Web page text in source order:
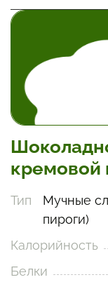
кремовой
отделкой
Тип
Мучные
пироги)
Калорийность
Белки